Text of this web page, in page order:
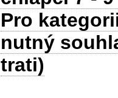
Pro
nutný
trati)